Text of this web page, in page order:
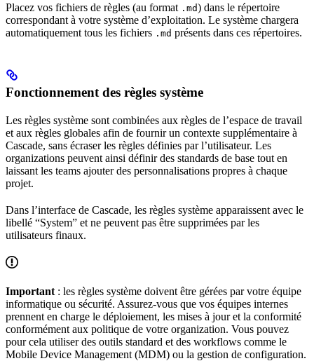
Placez vos fichiers de règles (au format .md) dans le répertoire
correspondant à votre système d’exploitation. Le système chargera
automatiquement tous les fichiers .md présents dans ces répertoires.
Fonctionnement des règles système
Les règles système sont combinées aux règles de l’espace de travail
et aux règles globales afin de fournir un contexte supplémentaire à
Cascade, sans écraser les règles définies par l’utilisateur. Les
organizations peuvent ainsi définir des standards de base tout en
laissant les teams ajouter des personnalisations propres à chaque
projet.
Dans l’interface de Cascade, les règles système apparaissent avec le
libellé “System” et ne peuvent pas être supprimées par les
utilisateurs finaux.
Important : les règles système doivent être gérées par votre équipe
informatique ou sécurité. Assurez-vous que vos équipes internes
prennent en charge le déploiement, les mises à jour et la conformité
conformément aux politique de votre organization. Vous pouvez
pour cela utiliser des outils standard et des workflows comme le
Mobile Device Management (MDM) ou la gestion de configuration.